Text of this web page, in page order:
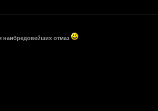
наибредовейших отмаз